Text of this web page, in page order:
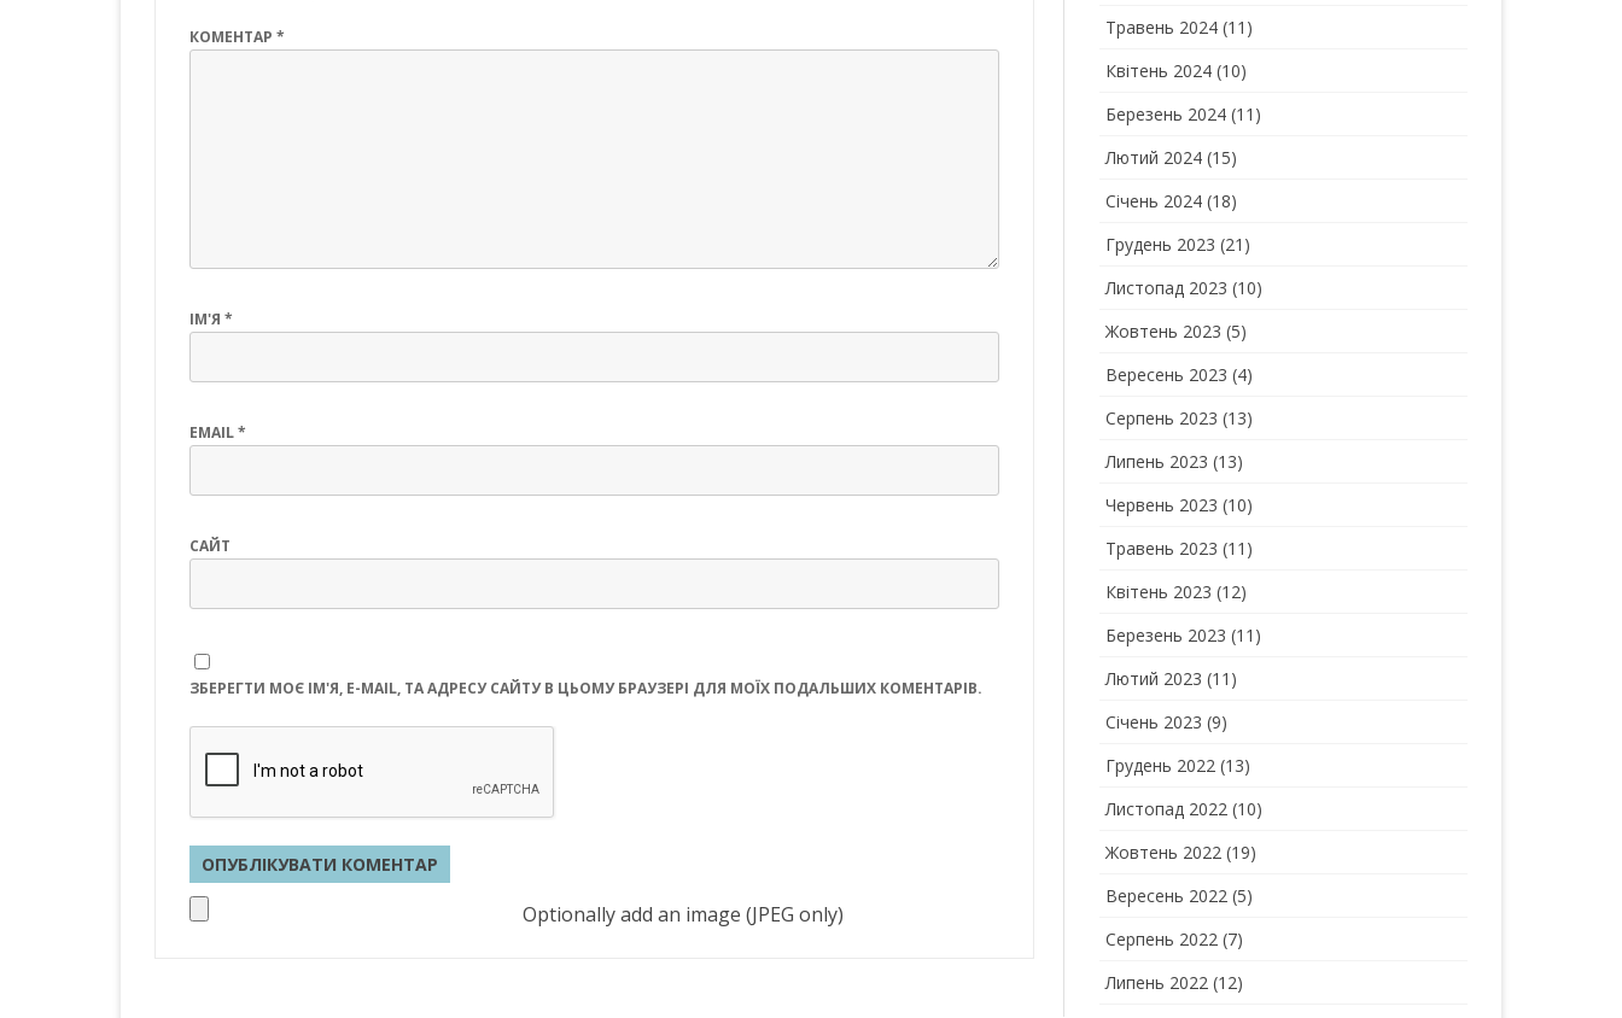
КОМЕНТАР *
ІМ'Я *
EMAIL*
САЙТ
ЗБЕРЕГТИ МОЄ ІМ'Я, E-MAIL, ТА АДРЕСУ САЙТУ В ЦЬОМУ БРАУЗЕРІ ДЛЯ МОЇХ ПОДАЛЬШИХ КОМЕНТАРІВ.
Optionally add an image (JPEG only)
Травень 2024 (11)
Квітень 2024 (10)
Березень 2024 (11)
Лютий 2024 (15)
Січень 2024 (18)
Грудень 2023 (21)
Листопад 2023 (10)
Жовтень 2023 (5)
Вересень 2023 (4)
Серпень 2023 (13)
Липень 2023 (13)
Червень 2023 (10)
Травень 2023 (11)
Квітень 2023 (12)
Березень 2023 (11)
Лютий 2023 (11)
Січень 2023 (9)
Грудень 2022 (13)
Листопад 2022 (10)
Жовтень 2022 (19)
Вересень 2022 (5)
Серпень 2022 (7)
Липень 2022 (12)